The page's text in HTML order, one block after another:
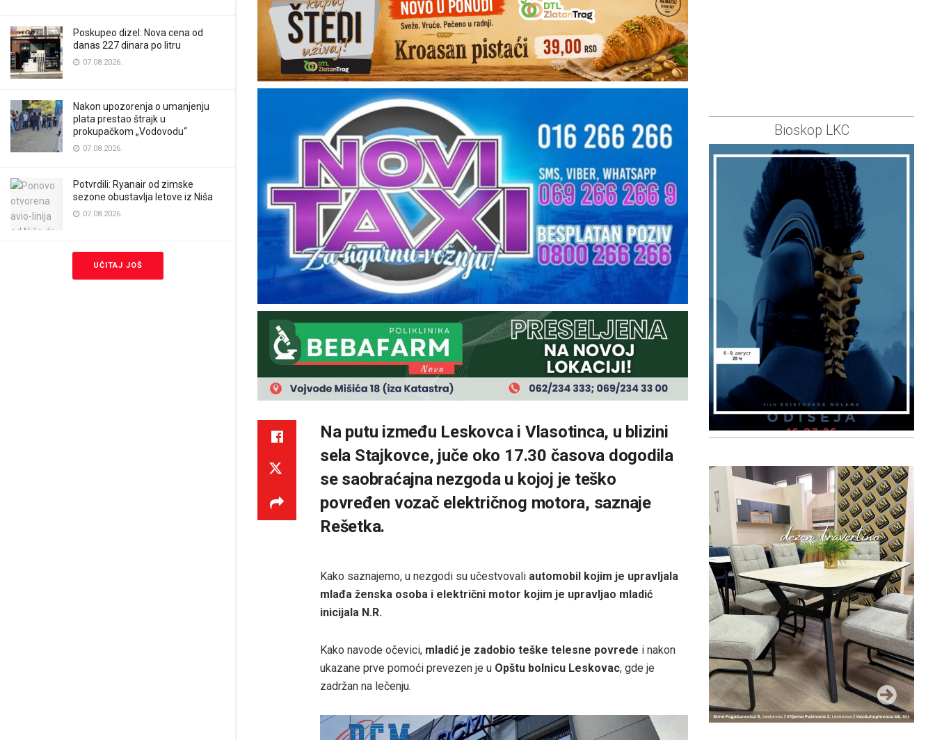
Poskupeo dizel: Nova cena od
danas 227 dinara po litru
07.08.2026.
Nakon upozorenja o umanjenju
plata prestao štrajk u
prokupačkom „Vodovodu“
07.08.2026.
Potvrdili: Ryanair od zimske
sezone obustavlja letove iz Niša
07.08.2026.
UČITAJ JOŠ
Na putu između Leskovca i Vlasotinca, u blizini
sela Stajkovce, juče oko 17.30 časova dogodila
se saobraćajna nezgoda u kojoj je teško
povređen vozač električnog motora, saznaje
Rešetka.
Kako saznajemo, u nezgodi su učestvovali automobil kojim je upravljala
mlađa ženska osoba i električni motor kojim je upravljao mladić
inicijala N.R.
Kako navode očevici, mladić je zadobio teške telesne povrede i nakon
ukazane prve pomoći prevezen je u Opštu bolnicu Leskovac, gde je
zadržan na lečenju.
Bioskop LKC